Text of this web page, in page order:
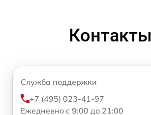
Контакты
Служба поддержки
+7 (495) 023-41-97
Ежедневно с 9:00 до 21:00